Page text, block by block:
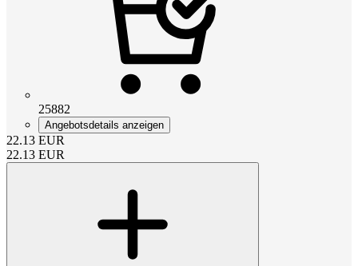
25882
Angebotsdetails anzeigen
22.13 EUR
22.13 EUR